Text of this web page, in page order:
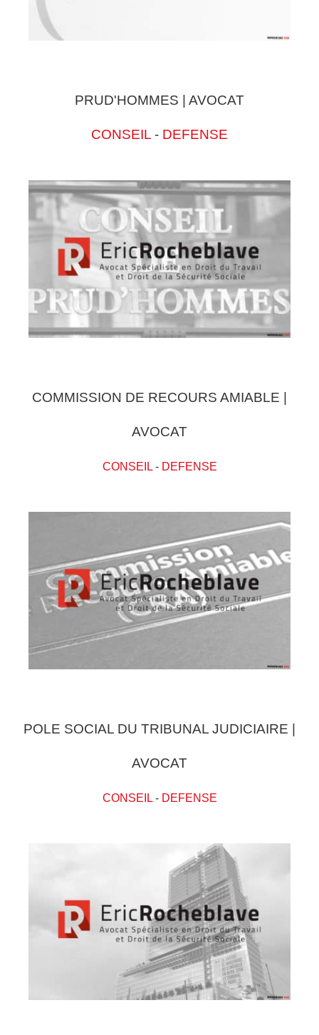
PRUD'HOMMES | AVOCAT
CONSEIL - DEFENSE
COMMISSION DE RECOURS AMIABLE |
AVOCAT
CONSEIL- DEFENSE
POLE SOCIAL DU TRIBUNAL JUDICIAIRE |
AVOCAT
CONSEIL- DEFENSE